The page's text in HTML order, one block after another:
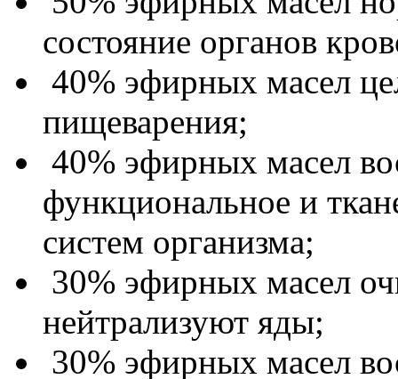
состояние органов
40% эфирных масел
пищеварения;
40% эфирных масел
функциональное и
систем организма;
30% эфирных масел
нейтрализуют яды;
30% эфирных масел